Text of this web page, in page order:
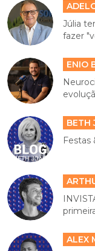
Júlia
fazer
ENIO
BETH
Festas
ALEX